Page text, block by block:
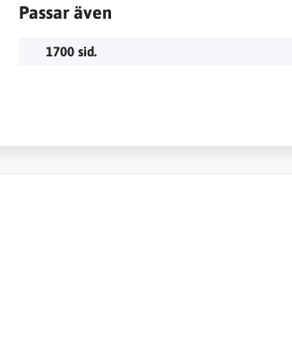
Passar även
1700 sid.